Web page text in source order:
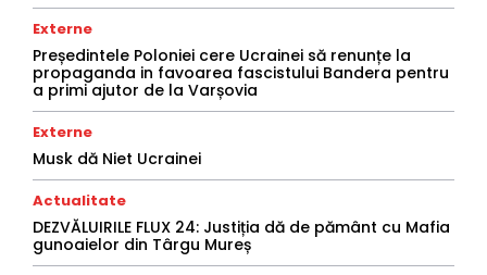
Externe
Președintele Poloniei cere Ucrainei să renunțe la
propaganda in favoarea fascistului Bandera pentru
a primi ajutor de la Varșovia
Externe
Musk dă Niet Ucrainei
Actualitate
DEZVĂLUIRILE FLUX 24: Justiția dă de pământ cu Mafia
gunoaielor din Târgu Mureș